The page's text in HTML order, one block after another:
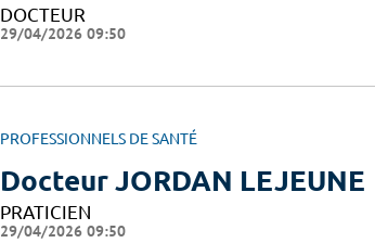
DOCTEUR
29/04/2026 09:50
PROFESSIONNELS DE SANTÉ
Docteur JORDAN LEJEUNE
PRATICIEN
29/04/2026 09:50